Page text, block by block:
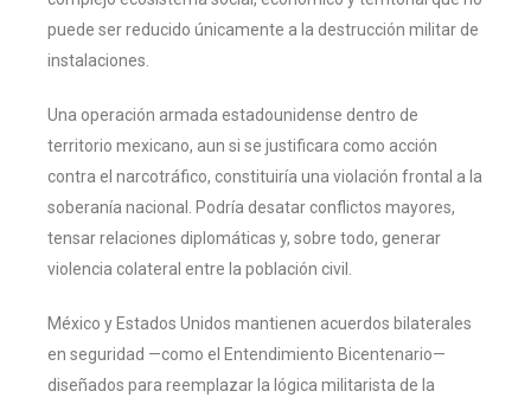
puede ser reducido únicamente a la destrucción militar de
instalaciones.
Una operación armada estadounidense dentro de
territorio mexicano, aun si se justificara como acción
contra el narcotráfico, constituiría una violación frontal a la
soberanía nacional. Podría desatar conflictos mayores,
tensar relaciones diplomáticas y, sobre todo, generar
violencia colateral entre la población civil.
México y Estados Unidos mantienen acuerdos bilaterales
en seguridad —como el Entendimiento Bicentenario—
diseñados para reemplazar la lógica militarista de la